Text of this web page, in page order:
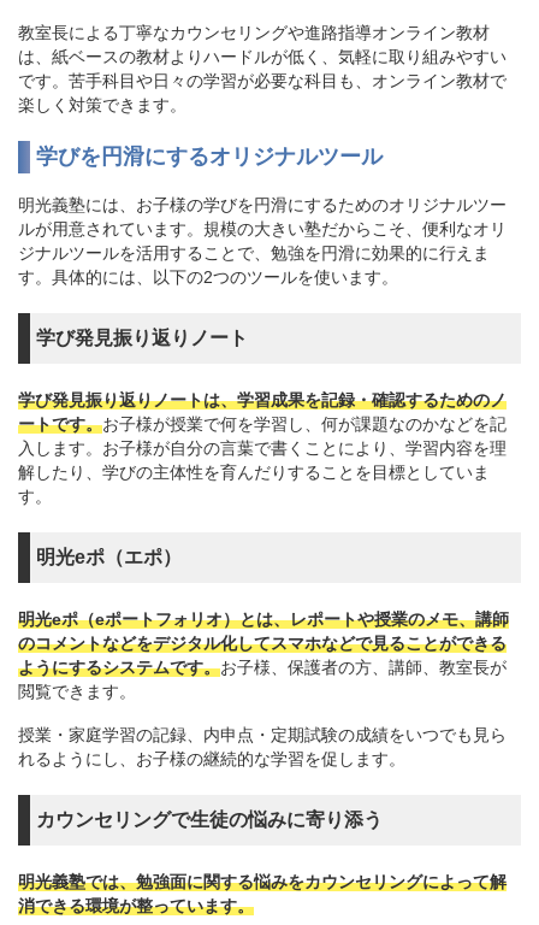
教室長による丁寧なカウンセリングや進路指導オンライン教材
は、紙ベースの教材よりハードルが低く、気軽に取り組みやすい
です。苦手科目や日々の学習が必要な科目も、オンライン教材で
楽しく対策できます。
学びを円滑にするオリジナルツール
明光義塾には、お子様の学びを円滑にするためのオリジナルツー
ルが用意されています。規模の大きい塾だからこそ、便利なオリ
ジナルツールを活用することで、勉強を円滑に効果的に行えま
す。具体的には、以下の2つのツールを使います。
学び発見振り返りノート
学び発見振り返りノートは、学習成果を記録・確認するためのノ
ートです。お子様が授業で何を学習し、何が課題なのかなどを記
入します。お子様が自分の言葉で書くことにより、学習内容を理
解したり、学びの主体性を育んだりすることを目標としていま
す。
明光eポ（エポ）
明光eポ（eポートフォリオ）とは、レポートや授業のメモ、講師
のコメントなどをデジタル化してスマホなどで見ることができる
ようにするシステムです。お子様、保護者の方、講師、教室長が
閲覧できます。
授業・家庭学習の記録、内申点・定期試験の成績をいつでも見ら
れるようにし、お子様の継続的な学習を促します。
カウンセリングで生徒の悩みに寄り添う
明光義塾では、勉強面に関する悩みをカウンセリングによって解
消できる環境が整っています。